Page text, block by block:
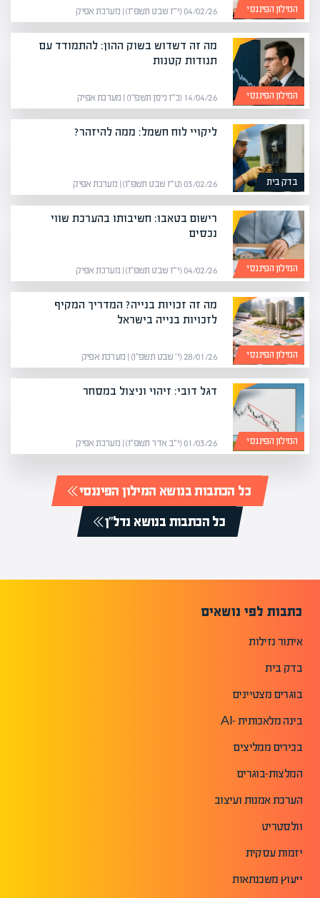
המילון הפיננסי 04/02/26 (י״ז שבט תשפ״ו) | מערכת אפיק
המילון הפיננסי
מה זה דשדוש בשוק ההון: להתמודד עם
תנודות קטנות
14/04/26 (כ״ז ניסן תשפ״ו) | מערכת אפיק
בדק בית
ליקויי לוח חשמל: ממה להיזהר?
03/02/26 (ט״ז שבט תשפ״ו) | מערכת אפיק
המילון הפיננסי
רישום בטאבו: חשיבותו בהערכת שווי
נכסים
04/02/26 (י״ז שבט תשפ״ו) | מערכת אפיק
המילון הפיננסי
מה זה זכויות בנייה? המדריך המקיף
לזכויות בנייה בישראל
28/01/26 (י׳ שבט תשפ״ו) | מערכת אפיק
המילון הפיננסי
דגל דובי: זיהוי וניצול במסחר
01/03/26 (י״ב אדר תשפ״ו) | מערכת אפיק
כל הכתבות בנושא המילון הפיננסי
כל הכתבות בנושא נדל"ן
כתבות לפי נושאים
איתור נזילות
בדק בית
בוגרים מצטיינים
בינה מלאכותית -AI
בכירים ממליצים
המלצות-בוגרים
הערכת אמנות ועיצוב
וולסטריט
יזמות עסקית
ייעוץ משכנתאות